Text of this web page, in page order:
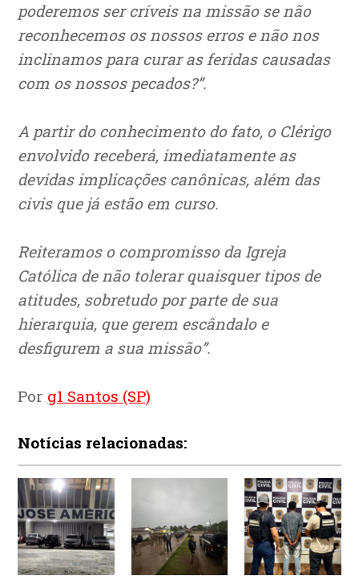
poderemos ser críveis na missão se não
reconhecemos os nossos erros e não nos
inclinamos para curar as feridas causadas
com os nossos pecados?”.
A partir do conhecimento do fato, o Clérigo
envolvido receberá, imediatamente as
devidas implicações canônicas, além das
civis que já estão em curso.
Reiteramos o compromisso da Igreja
Católica de não tolerar quaisquer tipos de
atitudes, sobretudo por parte de sua
hierarquia, que gerem escândalo e
desfigurem a sua missão”.
Por g1 Santos (SP)
Notícias relacionadas: